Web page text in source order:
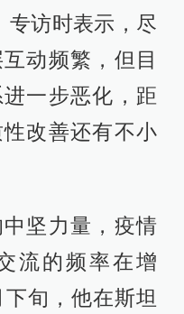
专访时表示，尽
动频繁，但目
一步恶化，距
改善还有不小
坚力量，疫情
流的频率在增
旬，他在斯坦